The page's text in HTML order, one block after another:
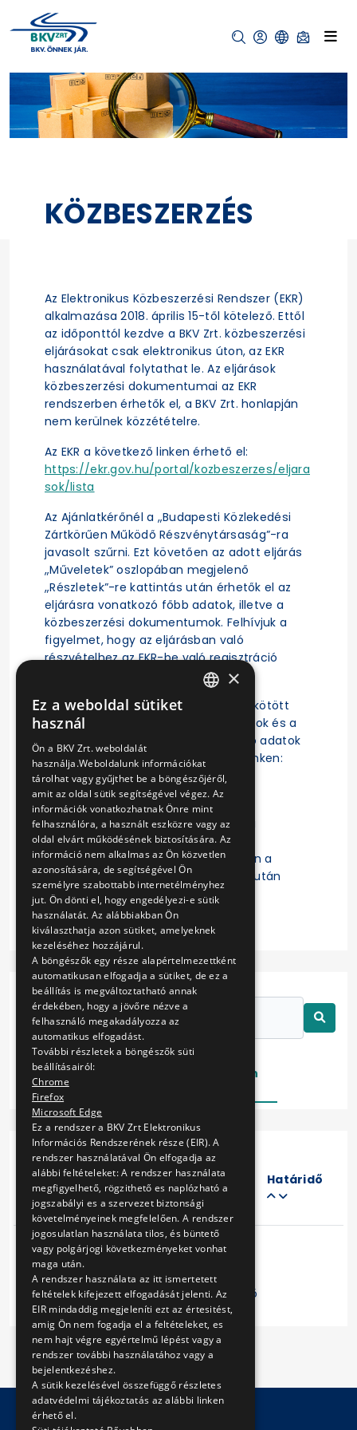
KÖZBESZERZÉS
Az Elektronikus Közbeszerzési Rendszer (EKR)
alkalmazása 2018. április 15-től kötelező. Ettől
az időponttól kezdve a BKV Zrt. közbeszerzési
eljárásokat csak elektronikus úton, az EKR
használatával folytathat le. Az eljárások
közbeszerzési dokumentumai az EKR
rendszerben érhetők el, a BKV Zrt. honlapján
nem kerülnek közzétételre.
Az EKR a következő linken érhető el:
https://ekr.gov.hu/portal/kozbeszerzes/eljara
sok/lista
Az Ajánlatkérőnél a „Budapesti Közlekedési
Zártkörűen Működő Részvénytársaság”-ra
javasolt szűrni. Ezt követően az adott eljárás
„Műveletek” oszlopában megjelenő
„Részletek”-re kattintás után érhetők el az
eljárásra vonatkozó főbb adatok, illetve a
közbeszerzési dokumentumok. Felhívjuk a
figyelmet, hogy az eljárásban való
részvételhez az EKR-be való regisztráció
A közbeszerzési eljárás alapján megkötött
szerződések, a szerződésmódosítások és a
szerződések teljesítésére vonatkozó adatok
az EKR-ben érhetők el a következő linken:
https://ekr.gov.hu/ekr-
szerzodestar/hu/szerzodesLista
A „Kulcsszavak” mezőbe a Budapesti
Közlekedési Zártkörűen Működő
Részvénytársaság beírását követően a
keresett szerződésre való kattintás után
érhetők el a részletes adatok.
Folyamatban
Cím
Eljárás
száma
Határidő
Előző 1 Következő
×
Ez a weboldal sütiket
használ
Ön a BKV Zrt. weboldalát
használja.Weboldalunk információkat
tárolhat vagy gyűjthet be a böngészőjéről,
amit az oldal sütik segítségével végez. Az
információk vonatkozhatnak Önre mint
felhasználóra, a használt eszközre vagy az
oldal elvárt működésének biztosítására. Az
információ nem alkalmas az Ön közvetlen
azonosítására, de segítségével Ön
személyre szabottabb internetélményhez
jut. Ön dönti el, hogy engedélyezi-e sütik
használatát. Az alábbiakban Ön
kiválaszthatja azon sütiket, amelyeknek
kezeléséhez hozzájárul.
A böngészők egy része alapértelmezettként
automatikusan elfogadja a sütiket, de ez a
beállítás is megváltoztatható annak
érdekében, hogy a jövőre nézve a
felhasználó megakadályozza az
automatikus elfogadást.
További részletek a böngészők süti
beállításairól:
Chrome
Firefox
Microsoft Edge
Ez a rendszer a BKV Zrt Elektronikus
Információs Rendszerének része (EIR). A
rendszer használatával Ön elfogadja az
alábbi feltételeket: A rendszer használata
megfigyelhető, rögzithető es naplózható a
jogszabályi es a szervezet biztonsági
követelményeinek megfelelően. A rendszer
jogosulatlan használata tilos, és büntető
vagy polgárjogi következményeket vonhat
maga után.
A rendszer használata az itt ismertetett
feltételek kifejezett elfogadását jelenti. Az
EIR mindaddig megjeleníti ezt az értesitést,
amig Ön nem fogadja el a feltételeket, es
nem hajt végre egyértelmű lépést vagy a
rendszer további használatához vagy a
bejelentkezéshez.
A sütik kezelésével összefüggő részletes
adatvédelmi tájékoztatás az alábbi linken
érhető el.